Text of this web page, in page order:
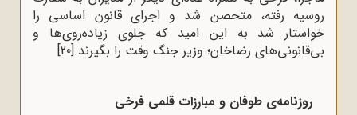
روسیه رفته، متحصن شد و اجرای قانون اساسی را
خواستار شد به این امید که جلوی زیاده‌روی‌ها و
بی‌قانونی‌های رضاخان؛ وزیر جنگ وقت را بگیرند.[20]
روزنامه‌ی طوفان و مبارزات قلمی فرخی